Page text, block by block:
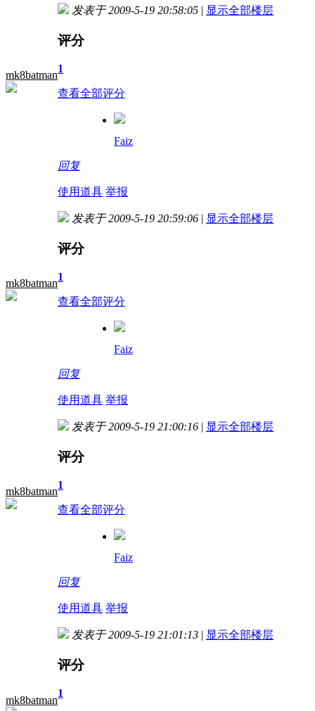
mk8batman
发表于 2009-5-19 20:58:05 | 显示全部楼层
评分
1
查看全部评分
Faiz
回复
使用道具 举报
mk8batman
发表于 2009-5-19 20:59:06 | 显示全部楼层
评分
1
查看全部评分
Faiz
回复
使用道具 举报
mk8batman
发表于 2009-5-19 21:00:16 | 显示全部楼层
评分
1
查看全部评分
Faiz
回复
使用道具 举报
mk8batman
发表于 2009-5-19 21:01:13 | 显示全部楼层
评分
1